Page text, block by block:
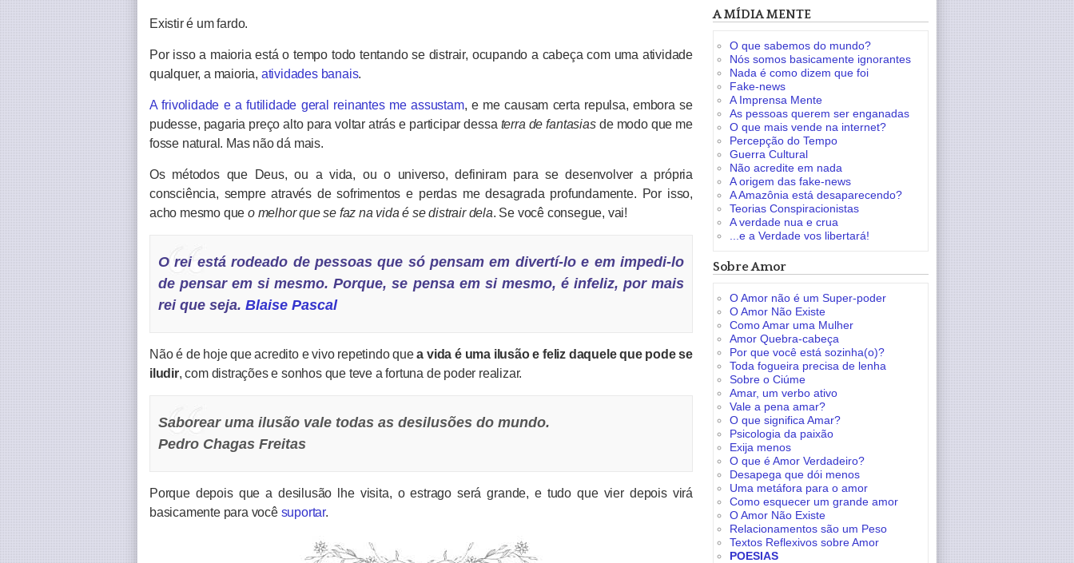
Existir é um fardo.
Por isso a maioria está o tempo todo tentando se distrair, ocupando a cabeça com uma atividade
qualquer, a maioria, atividades banais.
A frivolidade e a futilidade geral reinantes me assustam, e me causam certa repulsa, embora se
pudesse, pagaria preço alto para voltar atrás e participar dessa terra de fantasiasde modo que me
fosse natural. Mas não dá mais.
Os métodos que Deus, ou a vida, ou o universo, definiram para se desenvolver a própria
consciência, sempre através de sofrimentos e perdas me desagrada profundamente. Por isso,
acho mesmo queo melhor que se faz na vida é se distrair dela. Se você consegue, vai!
O rei está rodeado de pessoas que só pensam em divertí-lo e em impedi-lo
de pensar em si mesmo. Porque, se pensa em si mesmo, é infeliz, por mais
rei que seja. Blaise Pascal
Não é de hoje que acredito e vivo repetindo quea vida é uma ilusão e feliz daquele que pode se
iludir, com distrações e sonhos que teve a fortuna de poder realizar.
Saborear uma ilusão vale todas as desilusões do mundo.
Pedro Chagas Freitas
Porque depois que a desilusão lhe visita, o estrago será grande, e tudo que vier depois virá
basicamente para você suportar.
A MÍDIA MENTE
O que sabemos do mundo?
Nós somos basicamente ignorantes
Nada é como dizem que foi
Fake-news
A Imprensa Mente
As pessoas querem ser enganadas
O que mais vende na internet?
Percepção do Tempo
Guerra Cultural
Não acredite em nada
A origem das fake-news
A Amazônia está desaparecendo?
Teorias Conspiracionistas
A verdade nua e crua
...e a Verdade vos libertará!
Sobre Amor
O Amor não é um Super-poder
O Amor Não Existe
Como Amar uma Mulher
Amor Quebra-cabeça
Por que você está sozinha(o)?
Toda fogueira precisa de lenha
Sobre o Ciúme
Amar, um verbo ativo
Vale a pena amar?
O que significa Amar?
Psicologia da paixão
Exija menos
O que é Amor Verdadeiro?
Desapega que dói menos
Uma metáfora para o amor
Como esquecer um grande amor
O Amor Não Existe
Relacionamentos são um Peso
Textos Reflexivos sobre Amor
POESIAS